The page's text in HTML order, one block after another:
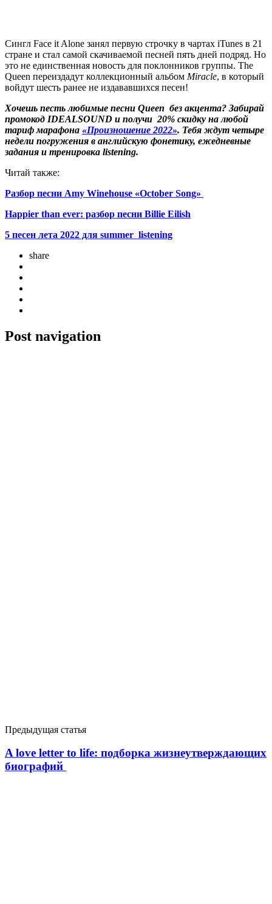
Сингл Face it Alone занял первую строчку в чартах iTunes в 21
стране и стал самой скачиваемой песней пять дней подряд. Но
это не единственная новость для поклонников группы. The
Queen переиздадут коллекционный альбом Miracle, в который
войдут шесть ранее не издававшихся песен!
Хочешь песть любимые песни Queen без акцента? Забирай
промокод IDEALSOUND и получи 20% скидку на любой
тариф марафона «Произношение 2022». Тебя ждут четыре
недели погружения в английскую фонетику, ежедневные
задания и тренировка listening.
Читай также:
Разбор песни Amy Winehouse «October Song»
Happier than ever: разбор песни Billie Eilish
5 песен лета 2022 для summer listening
share
Post navigation
Предыдущая статья
A love letter to life: подборка жизнеутверждающих
биографий